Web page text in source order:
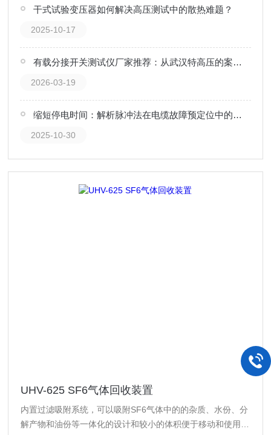
干式试验变压器如何解决高压测试中的散热难题？
2025-10-17
有载分接开关测试仪厂家推荐：从武汉特高压的案例看产品可靠性
2026-03-19
缩短停电时间：解析脉冲法在电缆故障预定位中的作用
2025-10-30
UHV-625 SF6气体回收装置
内置过滤吸附系统，可以吸附SF6气体中的的杂质、水份、分
解产物和油份等一体化的设计和较小的体积便于移动和使用高